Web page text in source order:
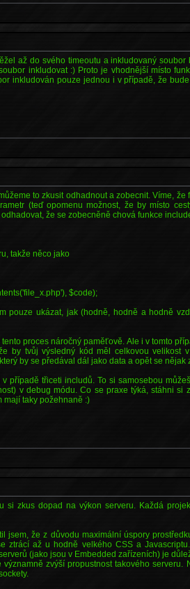
až do svého timeoutu a inkludovaný soubor
inkludovat :) Proto je vhodnější místo
inkludován pouze jednou i v případě, že
to zkusit odhadnout a zobecnit. Víme, že
(teď opomenu možnost, že by místo
že se zobecněně chová funkce
takže něco jako
$code);
pouze ukázat, jak (hodně, hodně a hodně
proces náročný paměťově. Ale i v tomto
by tvůj výsledný kód měl celkovou velikost
by se předával dál jako data a opět se nějak
případě třiceti includů. To si samosebou
v debug módu. Co se praxe týká, stáhni si
mají taky požehnaně :)
si zkus dopad na výkon serveru. Každá
jsem, že z důvodu maximální úspory
ztrácí až u hodně velkého CSS a
(jako jsou v Embedded zařízeních) je
zvýší propustnost takového serveru.